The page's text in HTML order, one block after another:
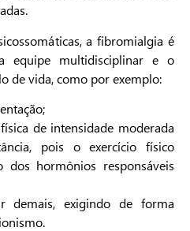
a fibromialgia é
equipe multidisciplinar e o
de vida, como por exemplo:
de intensidade moderada
pois o exercício físico
dos hormônios responsáveis
demais, exigindo de forma